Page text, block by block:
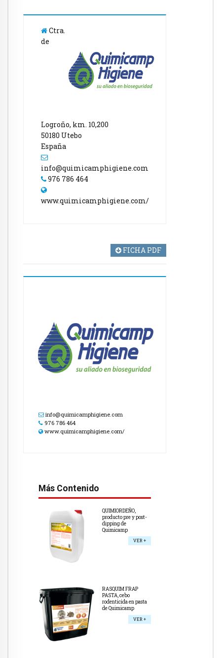
info@quimicamphigiene.com
976 786 464
www.quimicamphigiene.com/
Más Contenido
QUIMIORDEÑO,
producto pre y post-
dipping de
Quimicamp
VER +
RASQUIM FRAP
PASTA, cebo
rodenticida en pasta
de Quimicamp
VER +
Ctra.
de
Logroño, km. 10,200
50180 Utebo
España
info@quimicamphigiene.com
976 786 464
www.quimicamphigiene.com/
FICHA PDF